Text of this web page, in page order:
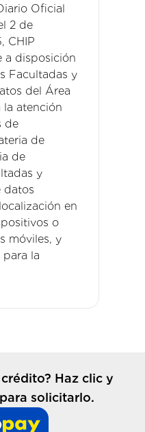
Oficial
2 de
CHIP
a disposición
Facultadas y
del Área
la atención
de
de
de
y
datos
en
o
móviles, y
para la
Haz clic y
solicitarlo.